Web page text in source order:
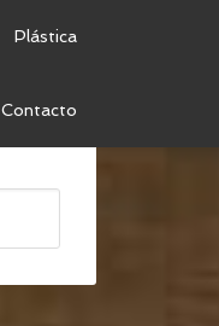
Plástica
Contacto